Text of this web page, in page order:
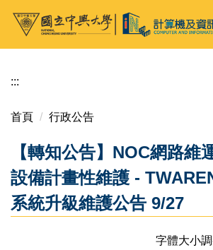
跳
內
區
:::
首頁 行政公告
【轉知公告】NOC網路維
設備計畫性維護 -
系統升級維護公告 9/27
字體大小